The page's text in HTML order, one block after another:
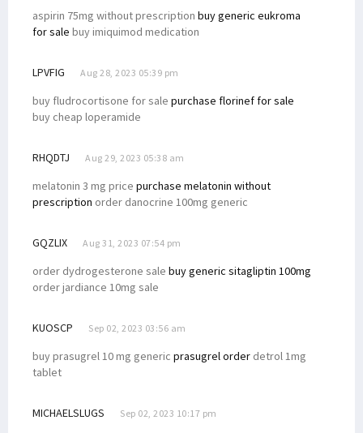
aspirin 75mg without prescription buy generic eukroma
for sale buy imiquimod medication
LPVFIG Aug 28, 2023 05:39 pm
buy fludrocortisone for sale purchase florinef for sale
buy cheap loperamide
RHQDTJ Aug 29, 2023 05:38 am
melatonin 3 mg price purchase melatonin without
prescription order danocrine 100mg generic
GQZLIX Aug 31, 2023 07:54 pm
order dydrogesterone sale buy generic sitagliptin 100mg
order jardiance 10mg sale
KUOSCP Sep 02, 2023 03:56 am
buy prasugrel 10 mg generic prasugrel order detrol 1mg
tablet
MICHAELSLUGS Sep 02, 2023 10:17 pm